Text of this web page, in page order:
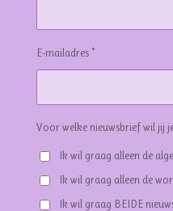
E-mailadres *
Voor welke nieuwsbrief wil jij
Ik wil graag alleen de
Ik wil graag alleen de
Ik wil graag BEIDE